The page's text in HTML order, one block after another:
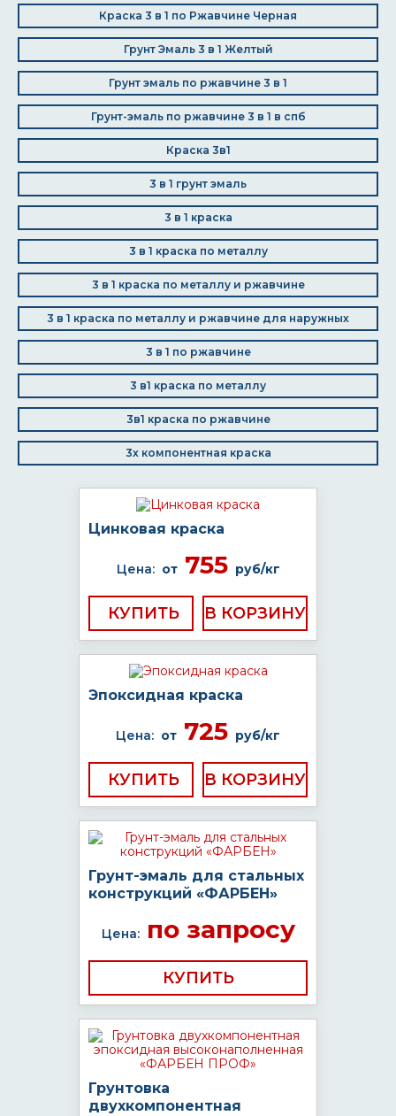
Краска 3 в 1 по Ржавчине Черная
Грунт Эмаль 3 в 1 Желтый
Грунт эмаль по ржавчине 3 в 1
Грунт-эмаль по ржавчине 3 в 1 в спб
Краска 3в1
3 в 1 грунт эмаль
3 в 1 краска
3 в 1 краска по металлу
3 в 1 краска по металлу и ржавчине
3 в 1 краска по металлу и ржавчине для наружных
3 в 1 по ржавчине
3 в1 краска по металлу
3в1 краска по ржавчине
3х компонентная краска
Цинковая краска
Цена: от755 руб/кг
КУПИТЬ
Эпоксидная краска
Цена: от 725 руб/кг
КУПИТЬ
Грунт-эмаль для стальных
конструкций «ФАРБЕН»
Цена:по запросу
КУПИТЬ
Грунтовка
двухкомпонентная